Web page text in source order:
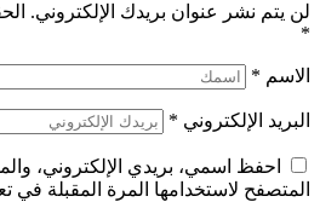
لن يتم نشر عنوان بريدك الإلكتروني.
*
الاسم *
البريد الإلكتروني *
احفظ اسمي، بريدي الإلكتروني،
المتصفح لاستخدامها المرة المقبلة في